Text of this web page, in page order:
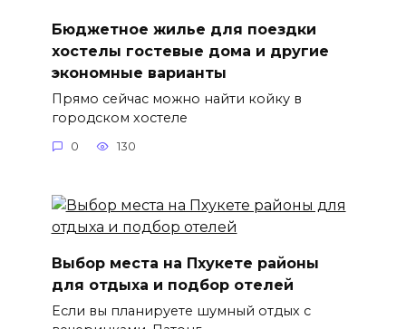
Бюджетное жилье для поездки
хостелы гостевые дома и другие
экономные варианты
Прямо сейчас можно найти койку в
городском хостеле
0 130
Выбор места на Пхукете районы
для отдыха и подбор отелей
Если вы планируете шумный отдых с